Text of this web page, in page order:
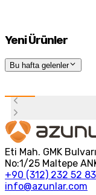
Yeni Ürünler
Bu hafta gelenler
Eti Mah. GMK
No:1/25 Maltepe
+90 (312) 232 52 83
info@azunlar.com